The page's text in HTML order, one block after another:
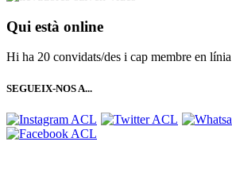
Qui està online
Hi ha 20 convidats/des i cap membre en línia
SEGUEIX-NOS A...